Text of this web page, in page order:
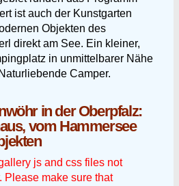
ist auch der Kunstgarten
Objekten des
direkt am See. Ein kleiner,
in unmittelbarer Nähe
Camper.
in der Oberpfalz:
vom Hammersee
js and css files not
Please make sure that